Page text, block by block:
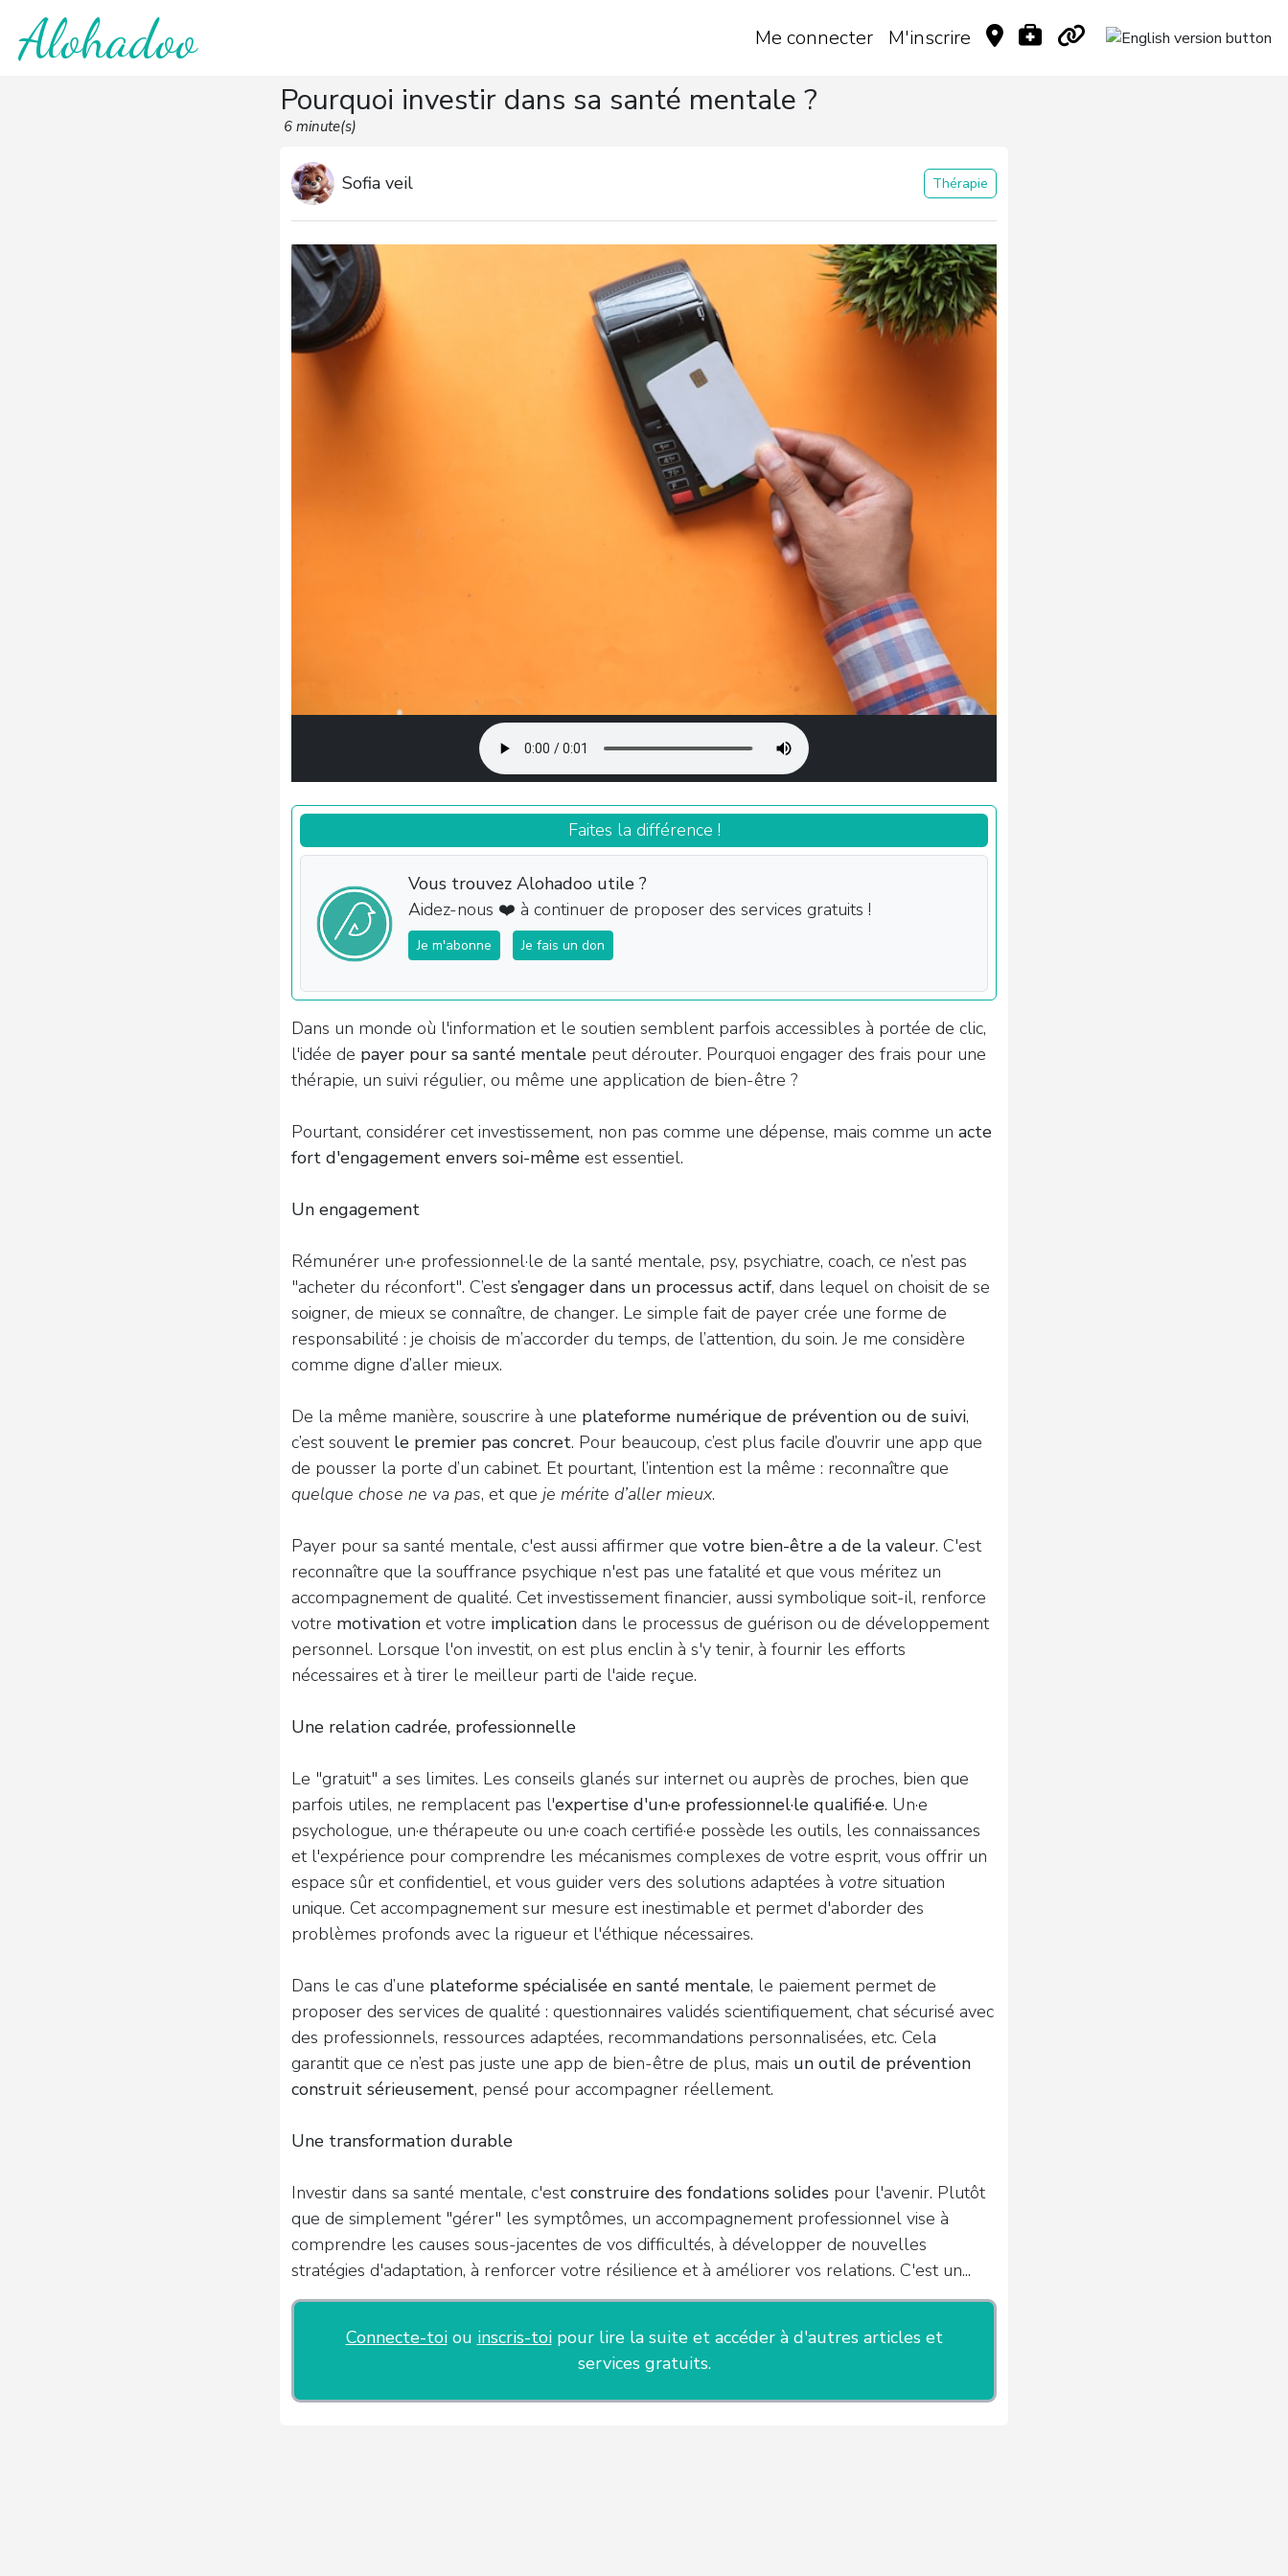
Alohadoo Me connecter M'inscrire
Pourquoi investir dans sa santé mentale ?
6 minute(s)
Sofia veil Thérapie
Faites la différence !
Vous trouvez Alohadoo utile ?
Aidez-nous ❤️ à continuer de proposer des services gratuits !
Je m'abonne Je fais un don
Dans un monde où l'information et le soutien semblent parfois accessibles à portée de clic,
l'idée de payer pour sa santé mentale peut dérouter. Pourquoi engager des frais pour une
thérapie, un suivi régulier, ou même une application de bien-être ?
Pourtant, considérer cet investissement, non pas comme une dépense, mais comme un acte
fort d'engagement envers soi-même est essentiel.
Un engagement
Rémunérer un·e professionnel·le de la santé mentale, psy, psychiatre, coach, ce n’est pas
"acheter du réconfort". C’est s’engager dans un processus actif, dans lequel on choisit de se
soigner, de mieux se connaître, de changer. Le simple fait de payer crée une forme de
responsabilité : je choisis de m’accorder du temps, de l’attention, du soin. Je me considère
comme digne d’aller mieux.
De la même manière, souscrire à une plateforme numérique de prévention ou de suivi,
c’est souvent le premier pas concret. Pour beaucoup, c’est plus facile d’ouvrir une app que
de pousser la porte d’un cabinet. Et pourtant, l’intention est la même : reconnaître que
quelque chose ne va pas, et que je mérite d’aller mieux.
Payer pour sa santé mentale, c'est aussi affirmer que votre bien-être a de la valeur. C'est
reconnaître que la souffrance psychique n'est pas une fatalité et que vous méritez un
accompagnement de qualité. Cet investissement financier, aussi symbolique soit-il, renforce
votre motivation et votre implication dans le processus de guérison ou de développement
personnel. Lorsque l'on investit, on est plus enclin à s'y tenir, à fournir les efforts
nécessaires et à tirer le meilleur parti de l'aide reçue.
Une relation cadrée, professionnelle
Le "gratuit" a ses limites. Les conseils glanés sur internet ou auprès de proches, bien que
parfois utiles, ne remplacent pas l'expertise d'un·e professionnel·le qualifié·e. Un·e
psychologue, un·e thérapeute ou un·e coach certifié·e possède les outils, les connaissances
et l'expérience pour comprendre les mécanismes complexes de votre esprit, vous offrir un
espace sûr et confidentiel, et vous guider vers des solutions adaptées à votre situation
unique. Cet accompagnement sur mesure est inestimable et permet d'aborder des
problèmes profonds avec la rigueur et l'éthique nécessaires.
Dans le cas d’une plateforme spécialisée en santé mentale, le paiement permet de
proposer des services de qualité : questionnaires validés scientifiquement, chat sécurisé avec
des professionnels, ressources adaptées, recommandations personnalisées, etc. Cela
garantit que ce n’est pas juste une app de bien-être de plus, mais un outil de prévention
construit sérieusement, pensé pour accompagner réellement.
Une transformation durable
Investir dans sa santé mentale, c'est construire des fondations solides pour l'avenir. Plutôt
que de simplement "gérer" les symptômes, un accompagnement professionnel vise à
comprendre les causes sous-jacentes de vos difficultés, à développer de nouvelles
stratégies d'adaptation, à renforcer votre résilience et à améliorer vos relations. C'est un...
Connecte-toiou inscris-toipour lire la suite et accéder à d'autres articles et
services gratuits.